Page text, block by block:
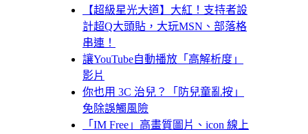
【超級星光大道】大紅！支持者設
計超Q大頭貼，大玩MSN、部落格
串連！
讓YouTube自動播放「高解析度」
影片
你也用 3C 治兒？「防兒童亂按」
免除誤觸風險
「IM Free」高畫質圖片、icon 線上